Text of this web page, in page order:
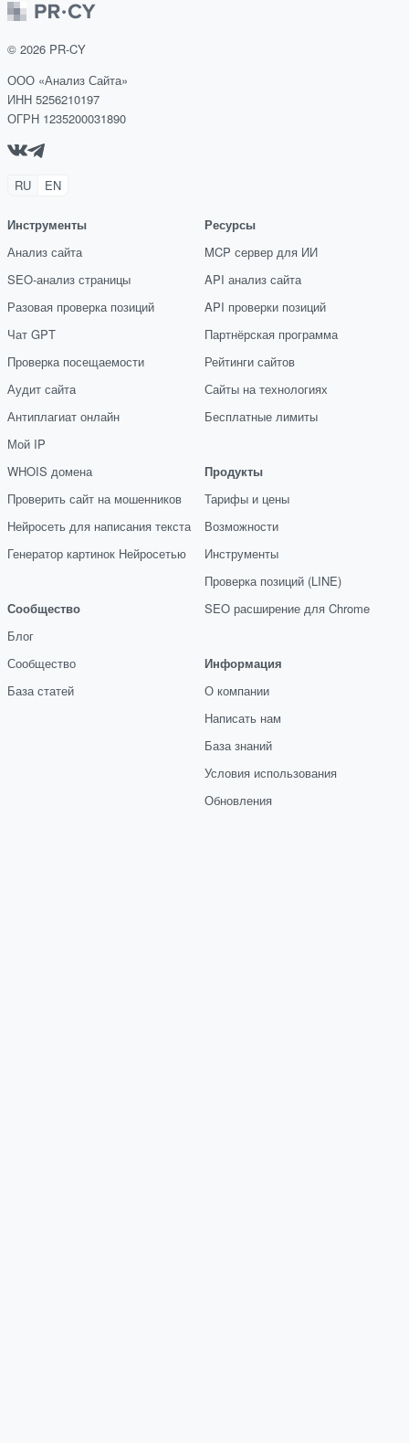
© 2026 PR-CY
ООО «Анализ Сайта»
ИНН 5256210197
ОГРН 1235200031890
RU EN
Инструменты
Анализ сайта
SEO-анализ страницы
Разовая проверка позиций
Чат GPT
Проверка посещаемости
Аудит сайта
Антиплагиат онлайн
Мой IP
WHOIS домена
Проверить сайт на мошенников
Нейросеть для написания текста
Генератор картинок Нейросетью
Сообщество
Блог
Сообщество
База статей
Ресурсы
MCP сервер для ИИ
API анализ сайта
API проверки позиций
Партнёрская программа
Рейтинги сайтов
Сайты на технологиях
Бесплатные лимиты
Продукты
Тарифы и цены
Возможности
Инструменты
Проверка позиций (LINE)
SEO расширение для Chrome
Информация
О компании
Написать нам
База знаний
Условия использования
Обновления